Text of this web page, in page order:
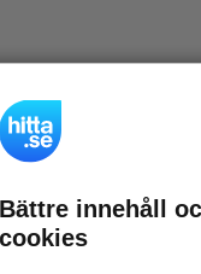
Bättre innehåll
cookies